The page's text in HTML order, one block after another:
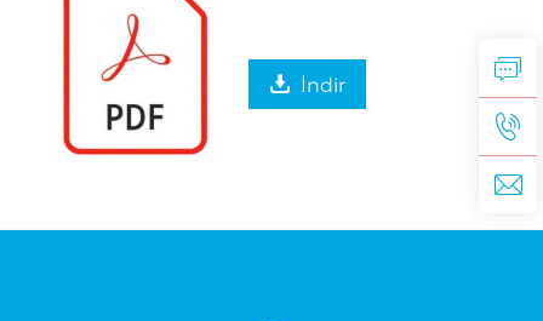
İndir